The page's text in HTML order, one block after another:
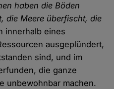
haben die Böden
die Meere überfischt, die
innerhalb eines
ausgeplündert,
sind, und im
die ganze
unbewohnbar machen.